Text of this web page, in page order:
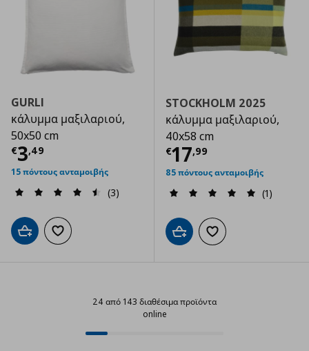
GURLI
κάλυμμα μαξιλαριού,
50x50 cm
€3,49
Τρέχουσα τιμή € 3,49
15 πόντους ανταμοιβής
(3)
Προσθήκη στο καλάθι
Προσθήκη στα αγαπημένα
STOCKHOLM 2025
κάλυμμα μαξιλαριού,
40x58 cm
€17,99
Τρέχουσα
85 πόντους ανταμοιβής
(1)
Προσθήκη στο καλάθι
Προσθήκη στα
24 από 143 διαθέσιμα προϊόντα
online
Progress: